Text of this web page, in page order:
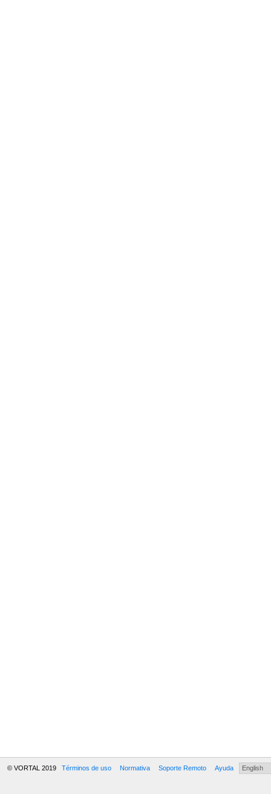
© VORTAL 2019 Términos de uso Normativa Soporte Remoto Ayuda